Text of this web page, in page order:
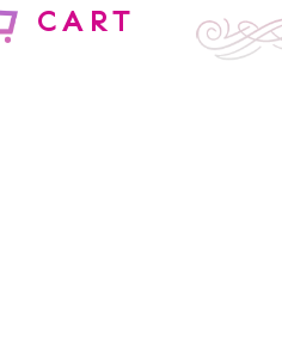
CART